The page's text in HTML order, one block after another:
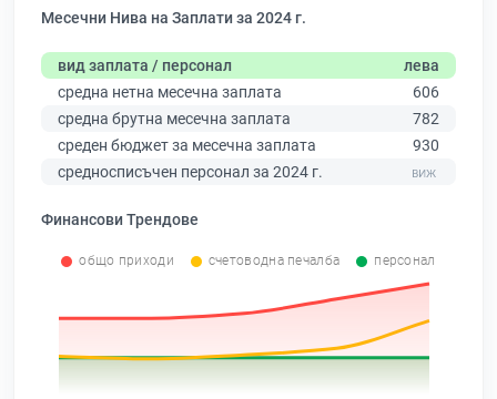
Месечни Нива на Заплати за 2024 г.
вид заплата / персонал
лева
средна нетна месечна заплата
606
средна брутна месечна заплата
782
среден бюджет за месечна заплата
930
средносписъчен персонал за 2024 г.
Финансови Трендове
общо приходи счетоводна печалба персонал